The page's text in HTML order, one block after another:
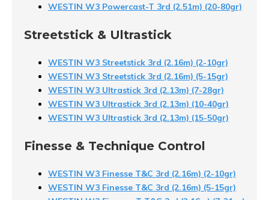
WESTIN W3 Powercast-T 3rd (2.51m) (20-80gr)
Streetstick & Ultrastick
WESTIN W3 Streetstick 3rd (2.16m) (2-10gr)
WESTIN W3 Streetstick 3rd (2.16m) (5-15gr)
WESTIN W3 Ultrastick 3rd (2.13m) (7-28gr)
WESTIN W3 Ultrastick 3rd (2.13m) (10-40gr)
WESTIN W3 Ultrastick 3rd (2.13m) (15-50gr)
Finesse & Technique Control
WESTIN W3 Finesse T&C 3rd (2.16m) (2-10gr)
WESTIN W3 Finesse T&C 3rd (2.16m) (5-15gr)